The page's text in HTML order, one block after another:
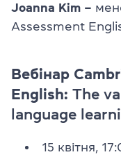
Joanna Kim –
Assessment
Вебінар
English: The
language
15 квітня,